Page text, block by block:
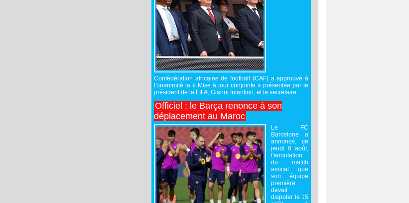
Confédération africaine de football (CAF) a approuvé à
l'unanimité la « Mise à jour conjointe » présentée par le
président de la FIFA, Gianni Infantino, et le secrétaire...
Officiel : le Barça renonce à son
déplacement au Maroc
Le FC
Barcelone a
annoncé, ce
jeudi 6 août,
l'annulation
du match
amical que
son équipe
première
devait
disputer le 15